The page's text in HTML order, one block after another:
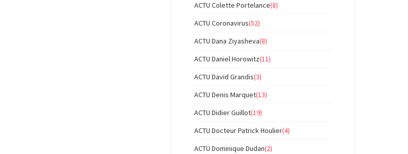
ACTU Colette Portelance(8)
ACTU Coronavirus(52)
ACTU Dana Ziyasheva(8)
ACTU Daniel Horowitz(11)
ACTU David Grandis(3)
ACTU Denis Marquet(13)
ACTU Didier Guillot(19)
ACTU Docteur Patrick Houlier(4)
ACTU Dominique Dudan(2)